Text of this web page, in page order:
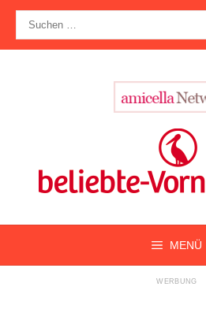
Zum
Inhalt
springen
nach:
MENÜ